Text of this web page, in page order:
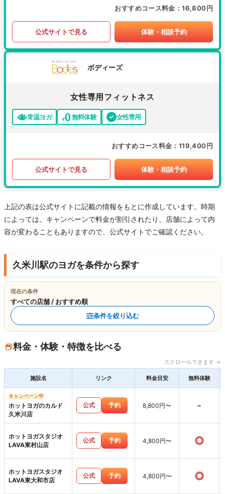
おすすめコース料金 16,800円
公式サイトで見る 体験・相談予約
ボディーズ
女性専用フィットネス
常温ヨガ 無料体験 女性専用
おすすめコース料金 119,400円
公式サイトで見る 体験・相談予約
上記の表は公式サイトに記載の情報をもとに作成しています。時期
によっては、キャンペーンで料金が割引されたり、店舗によって内
容が変わることもありますので、公式サイトでご確認ください。
久米川駅のヨガを条件から探す
現在の条件
すべての店舗 / おすすめ順
条件を絞り込む
料金・体験・特徴を比べる
スクロールできます →
施設名 リンク 料金目安 無料体験
キャンペーン中
ホットヨガのカルド
久米川店
公式 予約 8,800円〜 -
ホットヨガスタジオ
LAVA東村山店
公式 予約 4,800円〜 ○
ホットヨガスタジオ
LAVA東大和市店
公式 予約 4,800円〜 ○